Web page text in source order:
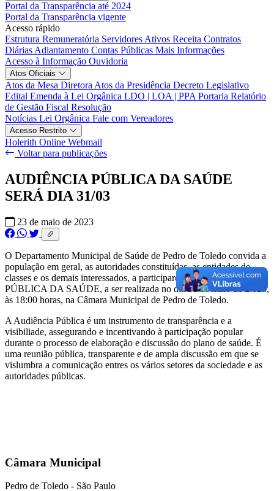
Portal da Transparência até 2024
Portal da Transparência vigente
Acesso rápido
Estrutura Remuneratória Servidores Ativos Receita Contratos
Diárias Adiantamento Contas Públicas Mais Informações
Acesso à Informação Ouvidoria
Atos Oficiais
Atos da Mesa Diretora Atos da Presidência Decreto Legislativo
Edital Emenda à Lei Orgânica LDO | LOA | PPA Portaria Relatório
de Gestão Fiscal Resolução
Notícias Lei Orgânica Fale com Vereadores
Acesso Restrito
Holerith Online Webmail
Voltar para publicações
AUDIÊNCIA PÚBLICA DA SAÚDE
SERÁ DIA 31/03
23 de maio de 2023
O Departamento Municipal de Saúde de Pedro de Toledo convida a
população em geral, as autoridades constituídas, as entidades de
classes e os demais interessados, a participarem da AUDIÊNCIA
PÚBLICA DA SAÚDE, a ser realizada no dia 31 de maio de 2.023,
às 18:00 horas, na Câmara Municipal de Pedro de Toledo.
A Audiência Pública é um instrumento de transparência e a
visibiliade, assegurando e incentivando à participação popular
durante o processo de elaboração e discussão do plano de saúde. É
uma reunião pública, transparente e de ampla discussão em que se
vislumbra a comunicação entres os vários setores da sociedade e as
autoridades públicas.
Câmara Municipal
Pedro de Toledo - São Paulo